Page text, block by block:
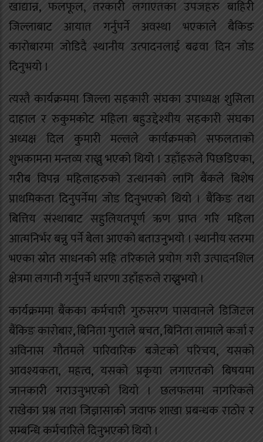
खाद्यान्न, फलफूल, तरकारी लगाएतका उपजहरु बाहिरी
जिल्लाबाट आयात गर्नुपर्ने अवस्था भएकाले बैकिङ
कारोबारमा जोडिदै स्थानीय उत्पादनलाई बढवा दिन जोड
दिनुभयो ।
त्यस्तै कार्यक्रममा जिल्ला सहकारी संघका उपाध्यक्ष शुसिला
दाहाल र रुकुमकोट महिला बहुउद्देश्यीय सहकारी संघका
अध्यक्ष दिल कुमारी मल्लले कार्यक्रमको सफलताको
शुभकामना मन्तव्य राख्नु भएको थियो । उहाँहरुले पिछडिएका,
गरीब विपन्न महिलाहरुको उत्थानको लागि बैंकले बिशेष
प्राथमिकता दिनुपर्नेमा जोड दिनुभएको थियो । बैंकिङ तथा
बित्तिय संस्थाबाट सहुलियतपूर्ण ऋण प्राप्त गरि महिला
आत्मनिर्भर बन्नु पर्ने बेला आएको बताउनुभयो । स्थानीय स्तरमा
भएका स्रोत साधनको सहि तरिकाले प्रयोग गरी उत्पादनशिल
क्षेत्रमा लगानी गर्नुपर्ने धारणा उहाँहरुले राख्नुभयो ।
कार्यक्रममा बैंकका कर्मचारी गुरुसरण पासवानले डिजिटल
बैंकिङ कारोबार, बिनिता गुप्ताले बचत, बिनिता लामाले कर्जा र
अविनास गौतमले पारिवारिक बजेटको परिचय, यसको
आवश्यकता, महत्व, यसको प्रकृया लगाएतको बिषयमा
जानकारी गराउनुभएको थियो । छलफलमा नागरिकले
राखेका प्रश्न तथा जिज्ञासाको जवाफ शाखा प्रबन्धक राठोर र
सम्बन्धि कर्मचारिले दिनुभएको थियो ।